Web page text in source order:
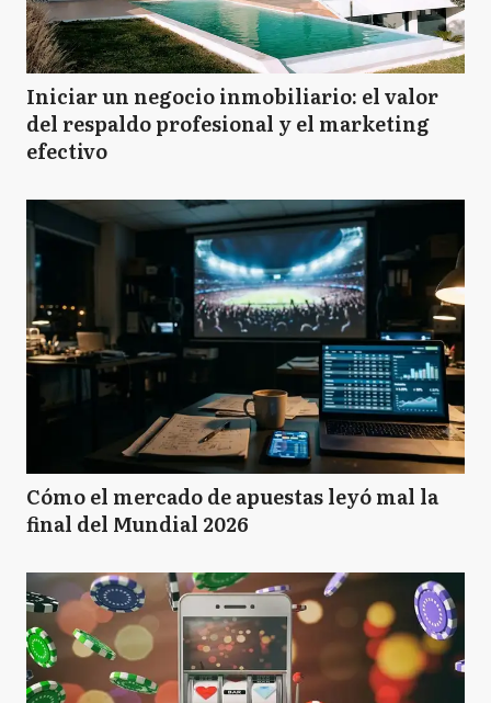
Iniciar un negocio inmobiliario: el valor
del respaldo profesional y el marketing
efectivo
Cómo el mercado de apuestas leyó mal la
final del Mundial 2026